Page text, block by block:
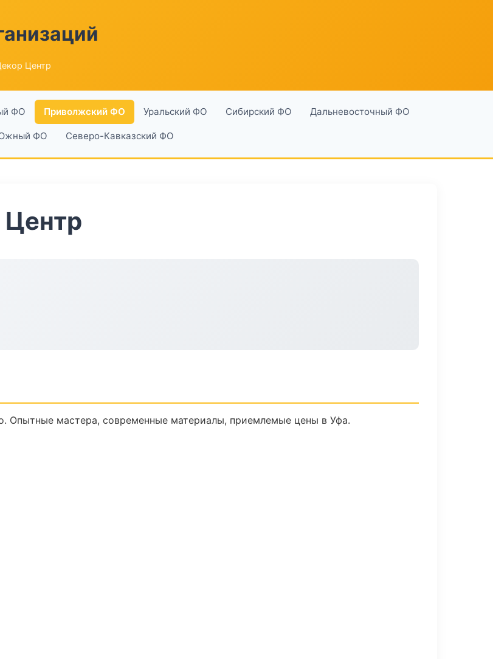
Центр
ФО Приволжский ФО Уральский ФО Сибирский ФО Дальневосточный ФО
ФО Северо-Кавказский ФО
Опытные мастера, современные материалы, приемлемые цены в Уфа.